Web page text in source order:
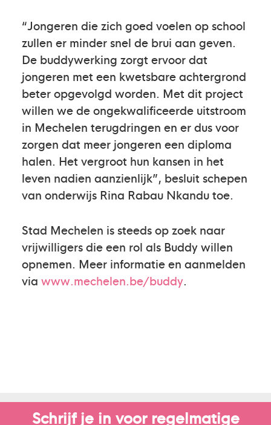
“Jongeren die zich goed voelen op school
zullen er minder snel de brui aan geven.
De buddywerking zorgt ervoor dat
jongeren met een kwetsbare achtergrond
beter opgevolgd worden. Met dit project
willen we de ongekwalificeerde uitstroom
in Mechelen terugdringen en er dus voor
zorgen dat meer jongeren een diploma
halen. Het vergroot hun kansen in het
leven nadien aanzienlijk”, besluit schepen
van onderwijs Rina Rabau Nkandu toe.
Stad Mechelen is steeds op zoek naar
vrijwilligers die een rol als Buddy willen
opnemen. Meer informatie en aanmelden
via www.mechelen.be/buddy.
Schrijf je in voor regelmatige